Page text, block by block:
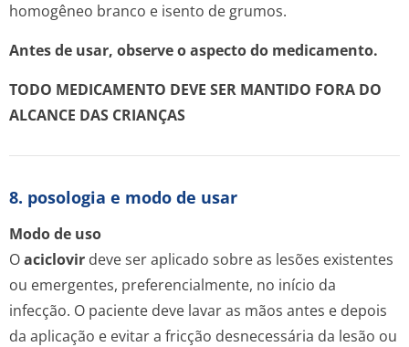
homogêneo branco e isento de grumos.
Antes de usar, observe o aspecto do medicamento.
TODO MEDICAMENTO DEVE SER MANTIDO FORA DO
ALCANCE DAS CRIANÇAS
8. posologia e modo de usar
Modo de uso
Oaciclovir deve ser aplicado sobre as lesões existentes
ou emergentes, preferencialmente, no início da
infecção. O paciente deve lavar as mãos antes e depois
da aplicação e evitar a fricção desnecessária da lesão ou